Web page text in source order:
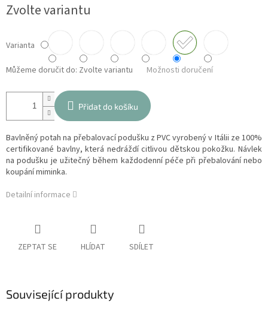
cena:
Zvolte variantu
Varianta
Můžeme doručit do: Zvolte variantu Možnosti doručení
Přidat do košíku
Bavlněný potah na přebalovací podušku z PVC vyrobený v Itálii ze 100%
certifikované bavlny, která nedráždí citlivou dětskou pokožku. Návlek
na podušku je užitečný během každodenní péče při přebalování nebo
koupání miminka.
Detailní informace
ZEPTAT SE HLÍDAT SDÍLET
Související produkty